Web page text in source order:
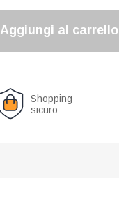
Aggiungi al carrello
Shopping
sicuro